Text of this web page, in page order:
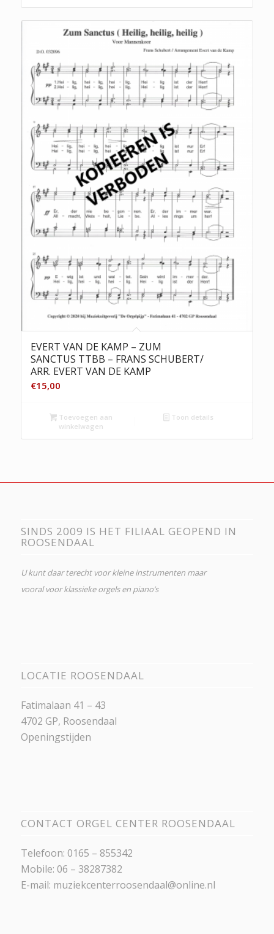
EVERT VAN DE KAMP – ZUM
SANCTUS TTBB – FRANS SCHUBERT/
ARR. EVERT VAN DE KAMP
€15,00
Toevoegen aan
winkelwagen
Toon details
SINDS 2009 IS HET FILIAAL GEOPEND IN
ROOSENDAAL
U kunt daar terecht voor kleine instrumenten maar
vooral voor klassieke orgels en piano’s
LOCATIE ROOSENDAAL
Fatimalaan 41 – 43
4702 GP, Roosendaal
Openingstijden
CONTACT ORGEL CENTER ROOSENDAAL
Telefoon: 0165 – 855342
Mobile: 06 – 38287382
E-mail: muziekcenterroosendaal@online.nl